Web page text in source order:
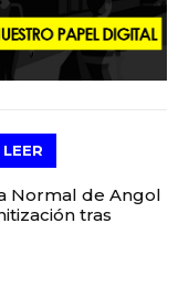
Normal de Angol
tras